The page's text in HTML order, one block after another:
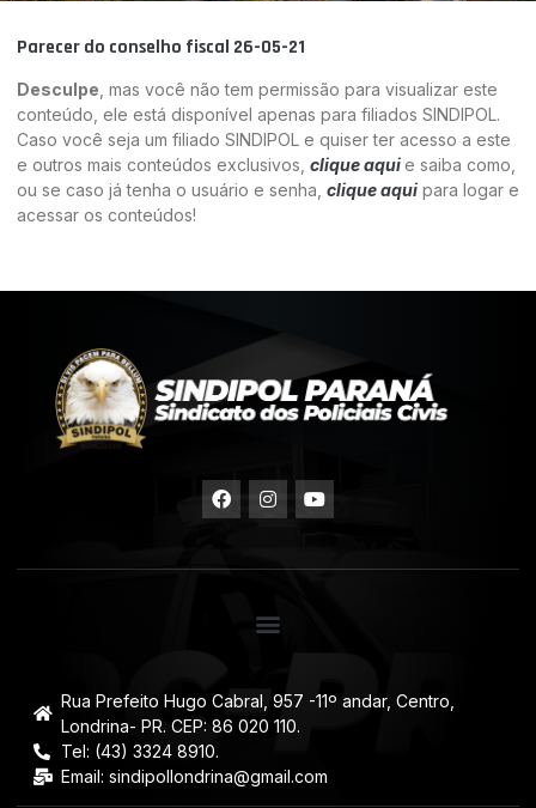
Parecer do conselho fiscal 26-05-21
Desculpe , mas você não tem permissão para visualizar este
conteúdo, ele está disponível apenas para filiados SINDIPOL.
Caso você seja um filiado SINDIPOL e quiser ter acesso a este
e outros mais conteúdos exclusivos, clique aqui e saiba como,
ou se caso já tenha o usuário e senha, clique aqui para logar e
acessar os conteúdos!
Rua Prefeito Hugo Cabral, 957 -11º andar, Centro,
Londrina- PR. CEP: 86 020 110.
Tel: (43) 3324 8910.
Email: sindipollondrina@gmail.com